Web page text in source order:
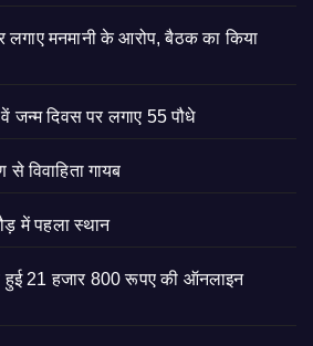
लगाए मनमानी के आरोप, बैठक का किया
जन्म दिवस पर लगाए 55 पौधे
विवाहिता गायब
में पहला स्थान
21 हजार 800 रूपए की ऑनलाइन